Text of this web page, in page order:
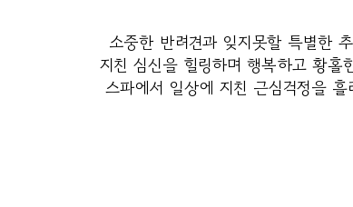
소중한 반려견과 잊지못할 특별한
지친 심신을 힐링하며 행복하고 황홀
스파에서 일상에 지친 근심걱정을 흘